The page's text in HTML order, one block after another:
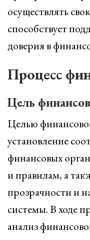
осуществлять
способствует
доверия в
Процесс
Цель
Целью
установление
финансовых
и правилам, а
прозрачности и
системы. В ходе
анализ